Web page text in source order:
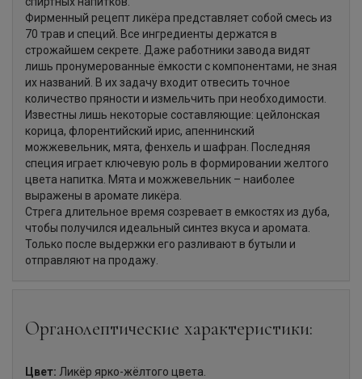
Фирменный рецепт ликёра представляет собой смесь из
70 трав и специй. Все ингредиенты держатся в
строжайшем секрете. Даже работники завода видят
лишь пронумерованные ёмкости с компонентами, не зная
их названий. В их задачу входит отвесить точное
количество пряности и измельчить при необходимости.
Известны лишь некоторые составляющие: цейлонская
корица, флорентийский ирис, апеннинский
можжевельник, мята, фенхель и шафран. Последняя
специя играет ключевую роль в формировании желтого
цвета напитка. Мята и можжевельник – наиболее
выражены в аромате ликёра.
Стрега длительное время созревает в емкостях из дуба,
чтобы получился идеальный синтез вкуса и аромата.
Только после выдержки его разливают в бутыли и
отправляют на продажу.
Органолептические характеристики:
Цвет: Ликёр ярко-жёлтого цвета.